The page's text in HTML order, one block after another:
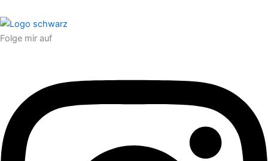
Folge mir auf